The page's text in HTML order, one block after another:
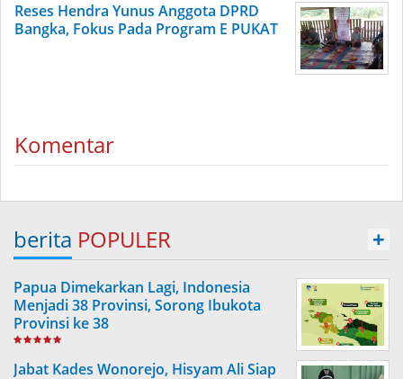
Reses Hendra Yunus Anggota DPRD
Bangka, Fokus Pada Program E PUKAT
Komentar
berita POPULER +
Papua Dimekarkan Lagi, Indonesia
Menjadi 38 Provinsi, Sorong Ibukota
Provinsi ke 38
Jabat Kades Wonorejo, Hisyam Ali Siap